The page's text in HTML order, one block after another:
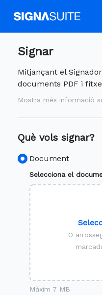
Signar
Mitjançant el
documents PDF i
Mostra més informació
Què vols signar?
Document
Selecciona el
O
Màxim 7 MB